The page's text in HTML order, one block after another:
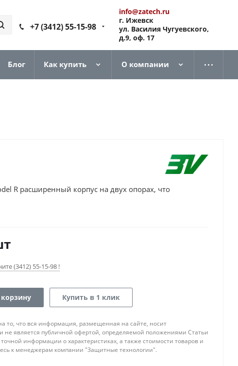
+7 (3412) 55-15-98
info@zatech.ru
г. Ижевск
ул. Василия Чугуевского,
д.9, оф. 17
Блог Как купить О компании
R расширенный корпус на двух опорах, что
(3412) 55-15-98 !
Купить в 1 клик
что вся информация, размещенная на сайте, носит
является публичной офертой, определяемой положениями Статьи
информации о характеристиках, а также стоимости товаров и
к менеджерам компании "Защитные технологии".